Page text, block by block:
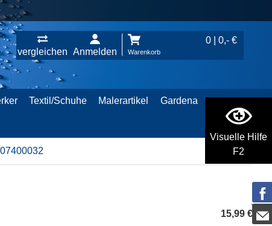
Visuelle Hilfe
F2
vergleichen Anmelden
0 | 0,- €
Warenkorb
Textil/Schuhe Malerartikel Gardena
15,99 €